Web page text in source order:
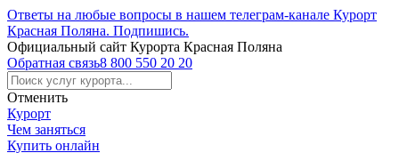
Ответы на любые вопросы в нашем телеграм-канале Курорт
Красная Поляна. Подпишись.
Официальный сайт Курорта Красная Поляна
Обратная связь8 800 550 20 20
Отменить
Курорт
Чем заняться
Купить онлайн